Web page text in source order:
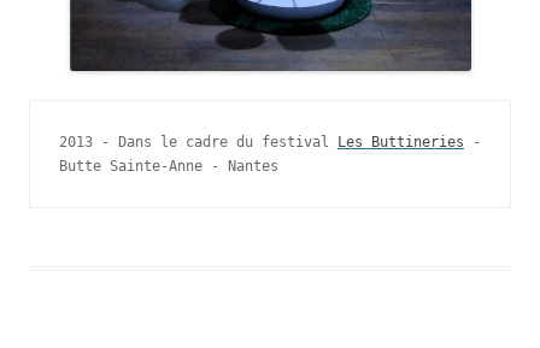
2013 - Dans le cadre du festival Les Buttineries -
Butte Sainte-Anne - Nantes